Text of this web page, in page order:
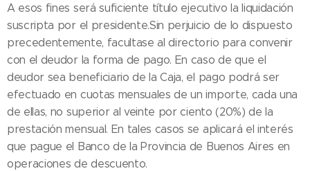
A esos fines será suficiente título ejecutivo la liquidación
suscripta por el presidente.Sin perjuicio de lo dispuesto
precedentemente, facultase al directorio para convenir
con el deudor la forma de pago. En caso de que el
deudor sea beneficiario de la Caja, el pago podrá ser
efectuado en cuotas mensuales de un importe, cada una
de ellas, no superior al veinte por ciento (20%) de la
prestación mensual. En tales casos se aplicará el interés
que pague el Banco de la Provincia de Buenos Aires en
operaciones de descuento.